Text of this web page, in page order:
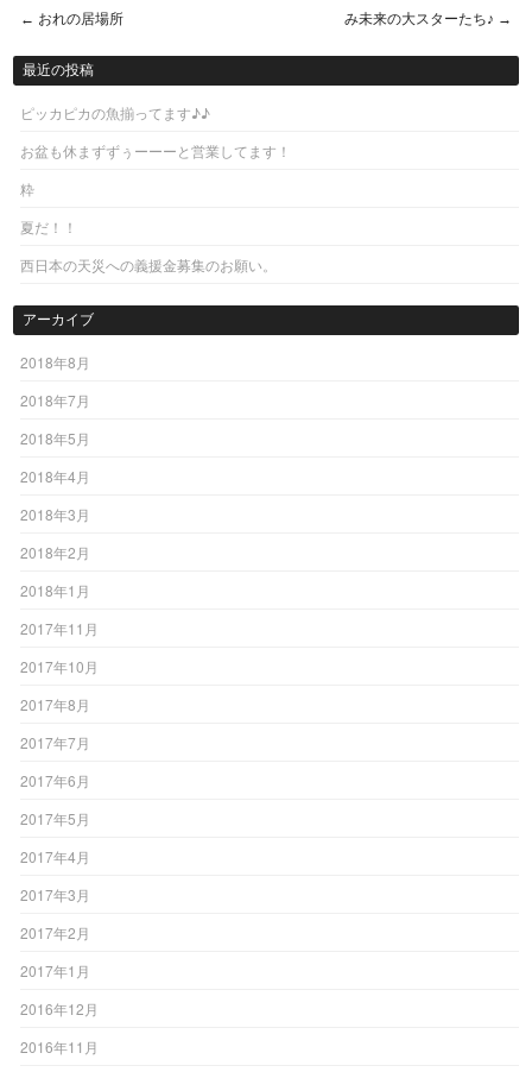
Post navigation
← おれの居場所 み未来の大スターたち♪ →
最近の投稿
ピッカピカの魚揃ってます♪♪
お盆も休まずずぅーーーと営業してます！
粋
夏だ！！
西日本の天災への義援金募集のお願い。
アーカイブ
2018年8月
2018年7月
2018年5月
2018年4月
2018年3月
2018年2月
2018年1月
2017年11月
2017年10月
2017年8月
2017年7月
2017年6月
2017年5月
2017年4月
2017年3月
2017年2月
2017年1月
2016年12月
2016年11月